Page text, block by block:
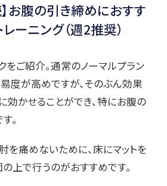
】お腹の引き締めにおすす
ーニング（週2推奨）
ご紹介。通常のノーマルプラン
度が高めですが、そのぶん効果
効かせることができ、特にお腹の
。
を痛めないために、床にマットを
上で行うのがおすすめです。